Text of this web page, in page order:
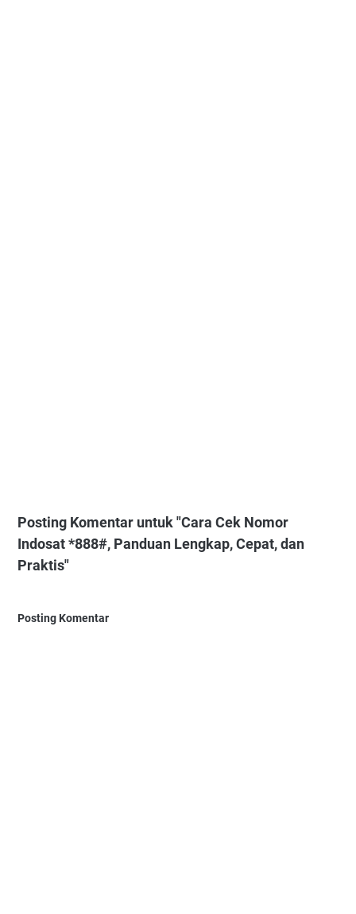
Posting Komentar untuk "Cara Cek Nomor
Indosat *888#, Panduan Lengkap, Cepat, dan
Praktis"
Posting Komentar